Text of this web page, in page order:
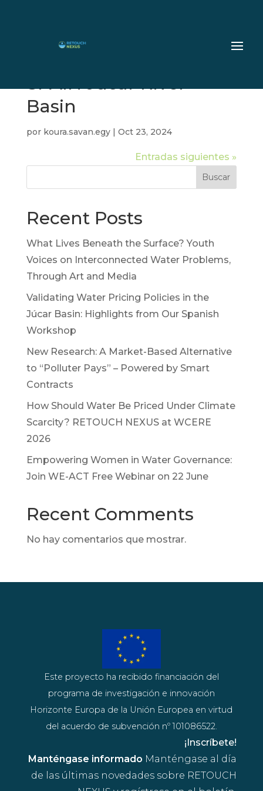
SPAIN Jucar River
Basin
por koura.savan.egy| Oct 23, 2024
Entradas siguientes »
Buscar
Recent Posts
What Lives Beneath the Surface? Youth
Voices on Interconnected Water Problems,
Through Art and Media
Validating Water Pricing Policies in the
Júcar Basin: Highlights from Our Spanish
Workshop
New Research: A Market-Based Alternative
to “Polluter Pays” – Powered by Smart
Contracts
How Should Water Be Priced Under Climate
Scarcity? RETOUCH NEXUS at WCERE
2026
Empowering Women in Water Governance:
Join WE-ACT Free Webinar on 22 June
Recent Comments
No hay comentarios que mostrar.
Manténgase informado Manténgase al día
de las últimas novedades sobre RETOUCH
¡Inscríbete!
Este proyecto ha recibido financiación del
programa de investigación e innovación
Horizonte Europa de la Unión Europea en virtud
del acuerdo de subvención nº 101086522.